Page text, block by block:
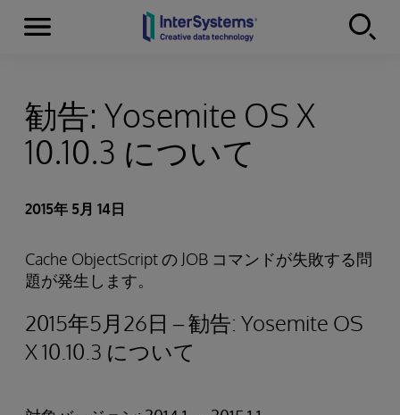
Skip to content
Menu
勧告: Yosemite OS X
10.10.3 について
2015年 5月 14日
Cache ObjectScript の JOB コマンドが失敗する問
題が発生します。
2015年5月26日 – 勧告: Yosemite OS
X 10.10.3 について